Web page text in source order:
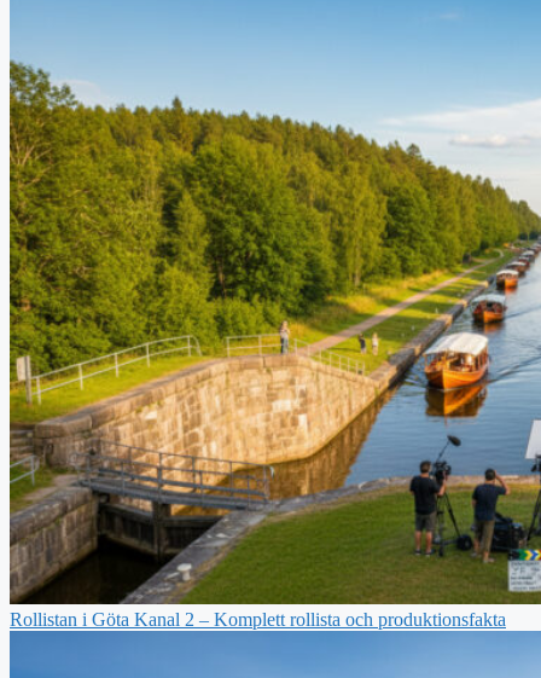
Rollistan i Göta Kanal 2 – Komplett rollista och produktionsfakta